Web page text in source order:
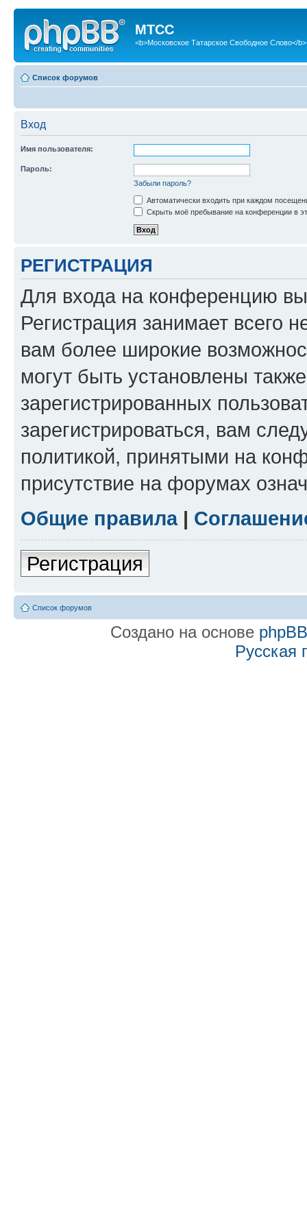
МТСС
<b>Московское Татарское Свободное Слово</b>
Список форумов
Вход
Имя пользователя:
Пароль:
Забыли пароль?
Автоматически входить при каждом
Скрыть моё пребывание на конференции в
РЕГИСТРАЦИЯ
Для входа на конференцию
Регистрация занимает всего
вам более широкие
могут быть установлены
зарегистрированных
зарегистрироваться, вам
политикой, принятыми на
присутствие на форумах
Общие правила|
Регистрация
Список форумов
Создано на основе phpBB
Русская